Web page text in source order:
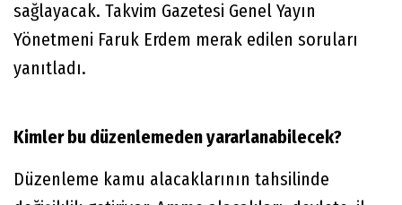
sağlayacak. Takvim Gazetesi Genel Yayın
Yönetmeni Faruk Erdem merak edilen soruları
yanıtladı.
Kimler bu düzenlemeden yararlanabilecek?
Düzenleme kamu alacaklarının tahsilinde